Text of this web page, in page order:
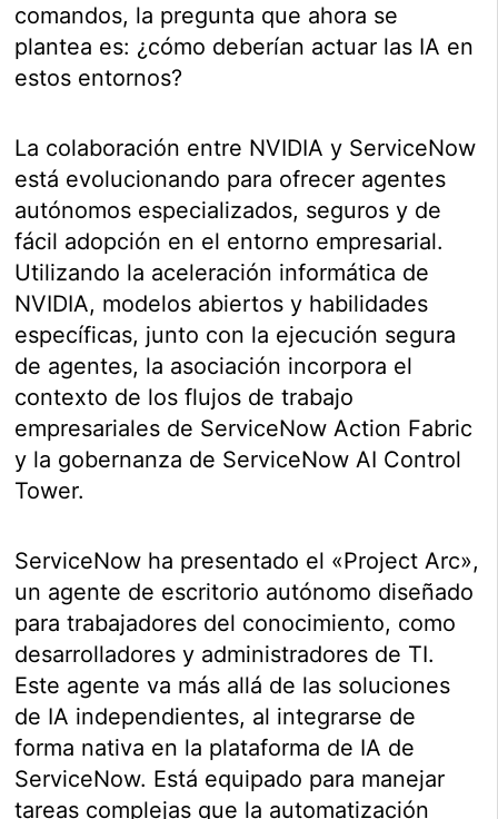
comandos, la pregunta que ahora se
plantea es: ¿cómo deberían actuar las IA en
estos entornos?
La colaboración entre NVIDIA y ServiceNow
está evolucionando para ofrecer agentes
autónomos especializados, seguros y de
fácil adopción en el entorno empresarial.
Utilizando la aceleración informática de
NVIDIA, modelos abiertos y habilidades
específicas, junto con la ejecución segura
de agentes, la asociación incorpora el
contexto de los flujos de trabajo
empresariales de ServiceNow Action Fabric
y la gobernanza de ServiceNow AI Control
Tower.
ServiceNow ha presentado el «Project Arc»,
un agente de escritorio autónomo diseñado
para trabajadores del conocimiento, como
desarrolladores y administradores de TI.
Este agente va más allá de las soluciones
de IA independientes, al integrarse de
forma nativa en la plataforma de IA de
ServiceNow. Está equipado para manejar
tareas complejas que la automatización